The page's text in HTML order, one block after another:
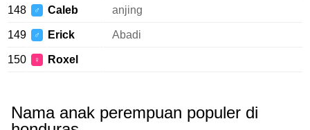
148 ♂ Caleb anjing
149 ♂ Erick Abadi
150 ♀ Roxel
Nama anak perempuan populer di